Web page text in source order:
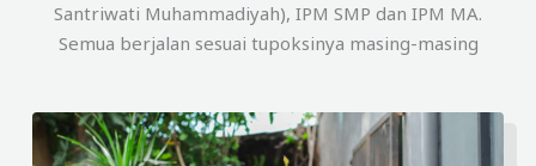
Santriwati Muhammadiyah), IPM SMP dan IPM MA.
Semua berjalan sesuai tupoksinya masing-masing